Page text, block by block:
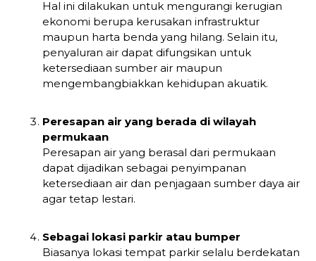
Hal ini dilakukan untuk mengurangi kerugian
ekonomi berupa kerusakan infrastruktur
maupun harta benda yang hilang. Selain itu,
penyaluran air dapat difungsikan untuk
ketersediaan sumber air maupun
mengembangbiakkan kehidupan akuatik.
Peresapan air yang berada di wilayah
permukaan
Peresapan air yang berasal dari permukaan
dapat dijadikan sebagai penyimpanan
ketersediaan air dan penjagaan sumber daya air
agar tetap lestari.
Sebagai lokasi parkir atau bumper
Biasanya lokasi tempat parkir selalu berdekatan